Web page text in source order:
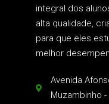
integral dos
alta qualidade,
para que eles
melhor
Avenida
Muzambinho -